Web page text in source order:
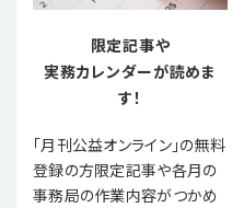
限定記事や
実務カレンダーが読めま
す！
「月刊公益オンライン」の無料
登録の方限定記事や各月の
事務局の作業内容がつかめ